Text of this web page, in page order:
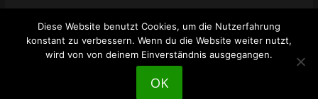
Copyright © 2026The Lost Dungeon. Alle Rechte vorbehalten.
Theme: ColorMag vonThemeGrill. Bereitgestellt von
WordPress
Diese Website benutzt Cookies, um die Nutzerfahrung
konstant zu verbessern. Wenn du die Website weiter nutzt,
wird von von deinem Einverständnis ausgegangen.
OK